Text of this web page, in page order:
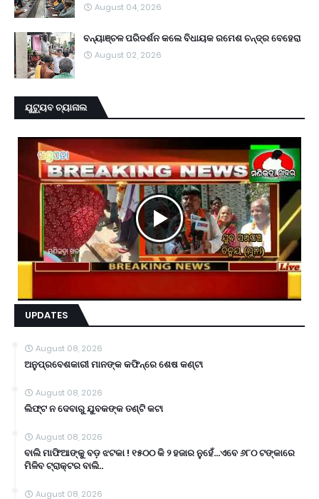
August 04, 2026
ବନ୍ୟାଞ୍ଚଳ ପରିଦର୍ଶନ କଲେ ବିଧାୟକ ରମେଶ ଚନ୍ଦ୍ର ବେହେରା
August 02, 2026
ୟୁଟ୍ୟୁବ ଚ୍ୟାନାଲ
UPDATES
August 08, 2026
ଅନୁପ୍ରବେଶକାରୀ ମାନଙ୍କ କଫିନ୍‌ରେ ଶେଷ କଣ୍ଟା
August 08, 2026
ଲିଫ୍ଟ ନ ଦେବାରୁ ଯୁବକଙ୍କ ତଣ୍ଟି କଟା
August 08, 2026
ବାଲି ମାଫିଆଙ୍କୁ ବଡ଼ ଝଟକା ! ୧୫୦୦ କି ୨ ହଜାର ନୁହେଁ...ଏବେ ୬୮୦ ଟଙ୍କାରେ
ମିଳିବ ଟ୍ରାକ୍ଟର ବାଲି..
August 08, 2026